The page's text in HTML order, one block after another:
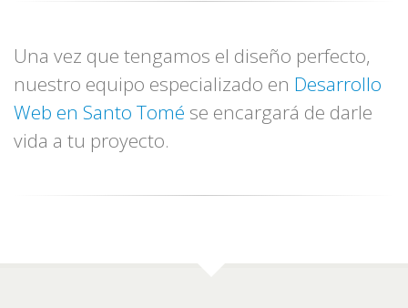
Una vez que tengamos el diseño perfecto,
nuestro equipo especializado en Desarrollo
Web en Santo Tomé se encargará de darle
vida a tu proyecto.